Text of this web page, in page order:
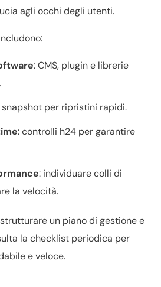
agli occhi degli utenti.
: CMS, plugin e librerie
snapshot per ripristini rapidi.
: controlli h24 per garantire
: individuare colli di
la velocità.
un piano digestione e
lachecklist periodica per
e veloce.